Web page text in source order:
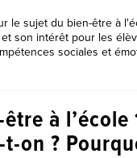
le sujet du bien-être à
son intérêt pour les
sociales et
à l’école
on ?